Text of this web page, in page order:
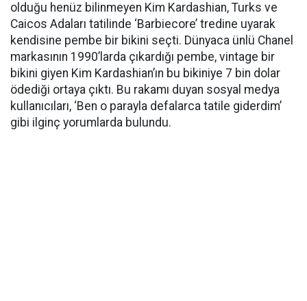
olduğu henüz bilinmeyen Kim Kardashian, Turks ve
Caicos Adaları tatilinde ‘Barbiecore’ tredine uyarak
kendisine pembe bir bikini seçti. Dünyaca ünlü Chanel
markasının 1990’larda çıkardığı pembe, vintage bir
bikini giyen Kim Kardashian’ın bu bikiniye 7 bin dolar
ödediği ortaya çıktı. Bu rakamı duyan sosyal medya
kullanıcıları, ‘Ben o parayla defalarca tatile giderdim’
gibi ilginç yorumlarda bulundu.